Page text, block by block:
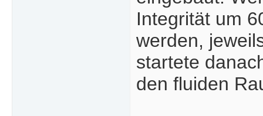
Integrität um
werden,
startete
den fluiden